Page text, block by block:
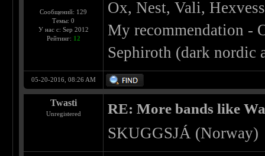
Сообщений: 129
Темы: 0
У нас с: Sep 2012
Рейтинг: 12
Ox, Nest, Vali,
My recommendation -
Sephiroth (dark
05-20-2016, 08:26 AM
Twasti
Unregistered RE: More bands like
SKUGGSJÁ (Norway)